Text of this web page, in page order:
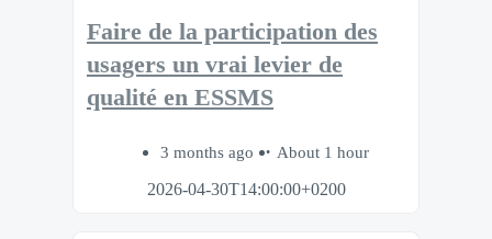
Faire de la participation des
usagers un vrai levier de
qualité en ESSMS
3 months ago
About 1 hour
2026-04-30T14:00:00+0200